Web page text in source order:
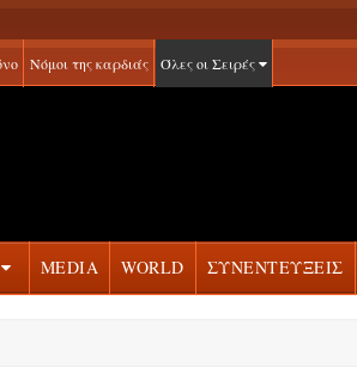
Νόμοι της καρδιάς Όλες οι Σειρές
MEDIA WORLD ΣΥΝΕΝΤΕΥΞΕΙΣ